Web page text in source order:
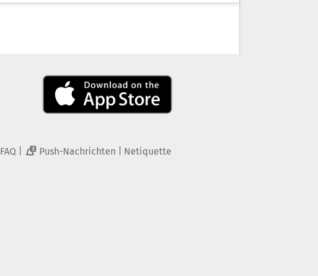
FAQ 2 Push-Nachrichten Netiquette